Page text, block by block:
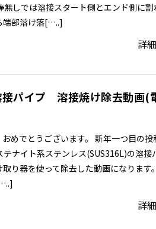
無しでは溶接スタート側とエンド側に
端部溶け落[…..]
詳
接パイプ 溶接焼け除去動画(
めでとうございます。 新年一つ目の
テナイト系ステンレス(SUS316L)の溶接
り器を使って除去した動画になります
詳